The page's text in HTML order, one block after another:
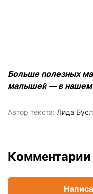
Больше полезных
малышей — в нашем
Автор текста: Лида
Комментарии